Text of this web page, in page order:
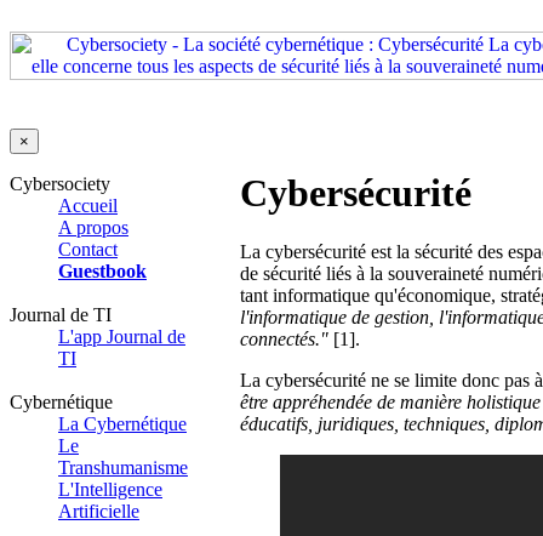
×
Cybersociety
Accueil
A propos
Contact
Guestbook
Journal de TI
L'app Journal de
TI
Cybernétique
La Cybernétique
Le
Transhumanisme
L'Intelligence
Artificielle
Cybersécurité
La cybersécurité est la sécurité des
de sécurité liés à la souveraineté
tant informatique qu'économique,
l'informatique de gestion,
connectés." [1].
La cybersécurité ne se limite donc
être appréhendée de manière
éducatifs, juridiques, techniques,